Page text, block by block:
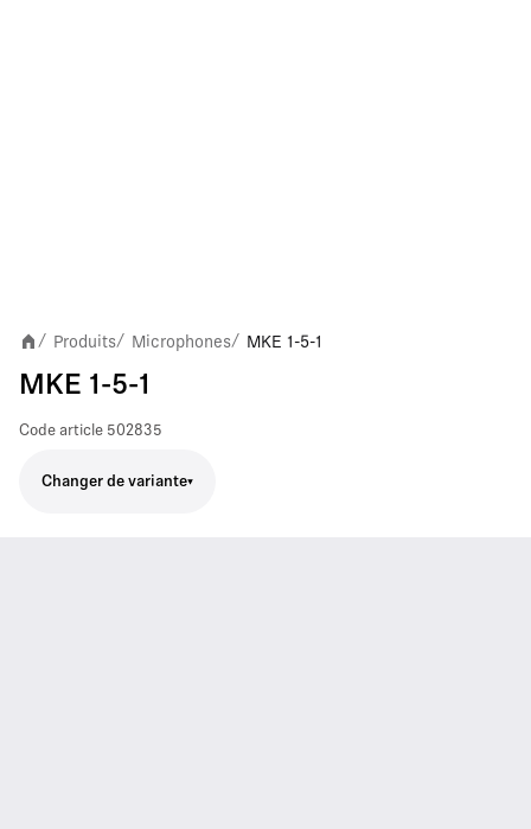
/ Produits/ Microphones/ MKE 1-5-1
MKE 1-5-1
Code article 502835
Changer de variante